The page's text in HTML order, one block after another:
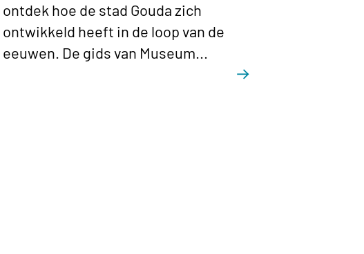
ontdek hoe de stad Gouda zich
ontwikkeld heeft in de loop van de
eeuwen. De gids van Museum...